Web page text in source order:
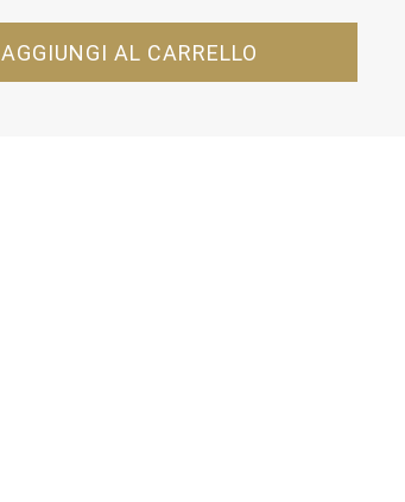
AGGIUNGI AL CARRELLO